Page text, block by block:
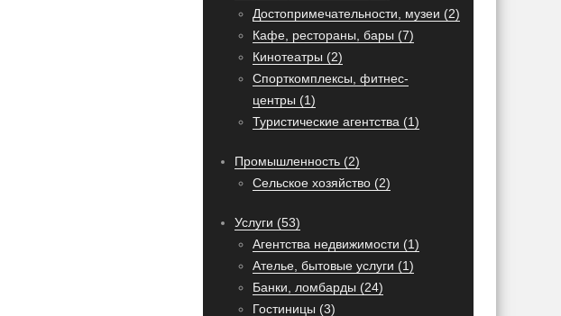
Достопримечательности, музеи (2)
Кафе, рестораны, бары (7)
Кинотеатры (2)
Спорткомплексы, фитнес-
центры (1)
Туристические агентства (1)
Промышленность (2)
Сельское хозяйство (2)
Услуги (53)
Агентства недвижимости (1)
Ателье, бытовые услуги (1)
Банки, ломбарды (24)
Гостиницы (3)